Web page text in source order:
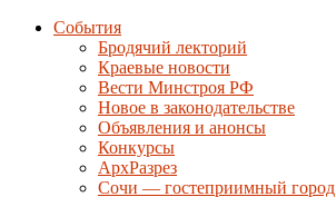
События
Бродячий лекторий
Краевые новости
Вести Минстроя РФ
Новое в законодательстве
Объявления и анонсы
Конкурсы
АрхРазрез
Сочи — гостеприимный город